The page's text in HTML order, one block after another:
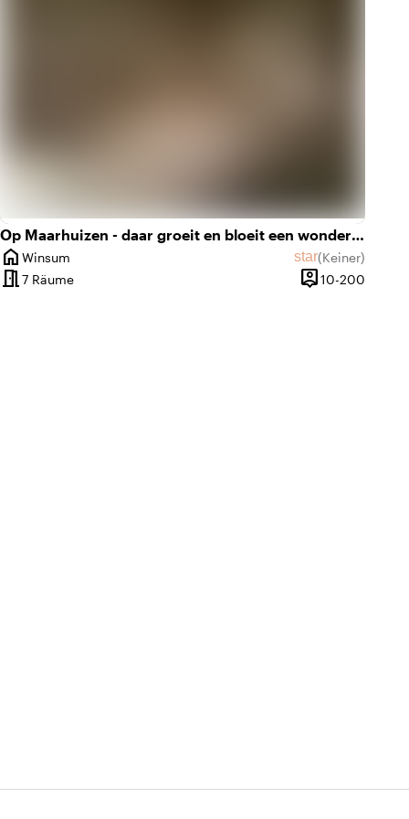
Bewertung von 9,6 von 10
Bewertungen: 43
250 Personen
Op Maarhuizen - daar groeit en bloeit een wonderland
home
Ort
Winsum star(Keiner)
Keine
meeting_room7 Räume person_pin
Kapazität
10-200